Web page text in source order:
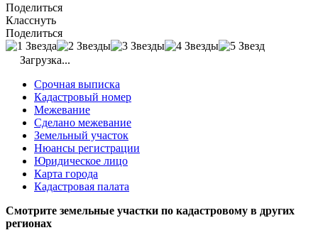
Поделиться
Класснуть
Поделиться
Загрузка...
Срочная выписка
Кадастровый номер
Межевание
Сделано межевание
Земельный участок
Нюансы регистрации
Юридическое лицо
Карта города
Кадастровая палата
Смотрите земельные участки по кадастровому в других
регионах